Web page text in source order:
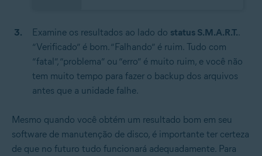
Examine os resultados ao lado do status S.M.A.R.T..
“Verificado” é bom. “Falhando” é ruim. Tudo com
“fatal”, “problema” ou “erro” é muito ruim, e você não
tem muito tempo para fazer o backup dos arquivos
antes que a unidade falhe.
Mesmo quando você obtém um resultado bom em seu
software de manutenção de disco, é importante ter certeza
de que no futuro tudo funcionará adequadamente. Para